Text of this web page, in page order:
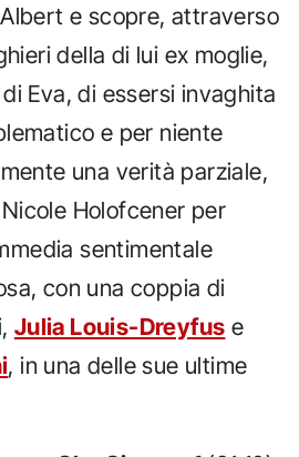
e scopre, attraverso
della di lui ex moglie,
Eva, di essersi invaghita
e per niente
una verità parziale,
Holofcener per
sentimentale
con una coppia di
Julia Louis-Dreyfus e
, in una delle sue ultime